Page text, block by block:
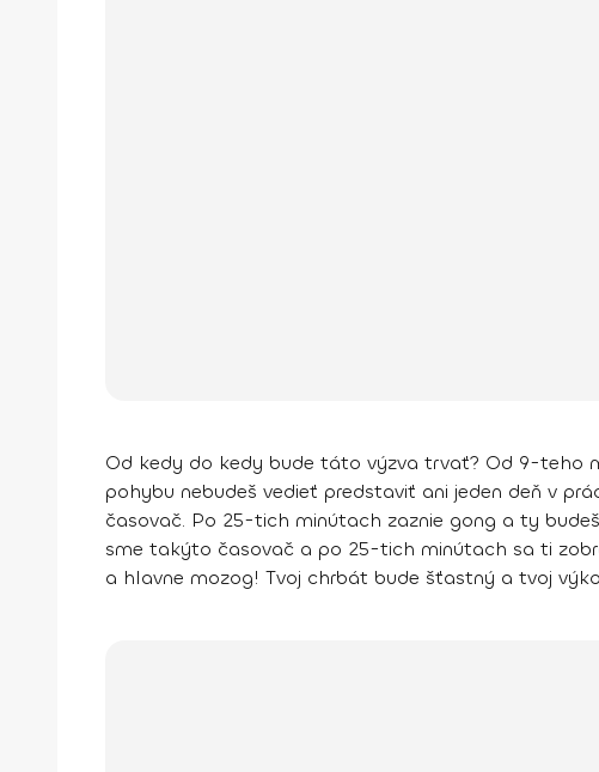
Od kedy do kedy bude táto výzva trvať? Od 9-teho
pohybu nebudeš vedieť predstaviť ani jeden deň v
časovač. Po 25-tich minútach zaznie gong a ty
sme takýto časovač a po 25-tich minútach sa ti
a hlavne mozog! Tvoj chrbát bude šťastný a tvoj